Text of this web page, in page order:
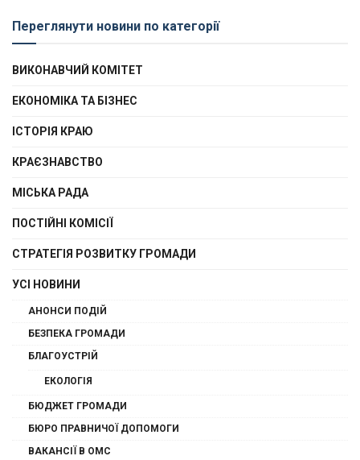
Переглянути новини по категорії
ВИКОНАВЧИЙ КОМІТЕТ
ЕКОНОМІКА ТА БІЗНЕС
ІСТОРІЯ КРАЮ
КРАЄЗНАВСТВО
МІСЬКА РАДА
ПОСТІЙНІ КОМІСІЇ
СТРАТЕГІЯ РОЗВИТКУ ГРОМАДИ
УСІ НОВИНИ
АНОНСИ ПОДІЙ
БЕЗПЕКА ГРОМАДИ
БЛАГОУСТРІЙ
ЕКОЛОГІЯ
БЮДЖЕТ ГРОМАДИ
БЮРО ПРАВНИЧОЇ ДОПОМОГИ
ВАКАНСІЇ В ОМС